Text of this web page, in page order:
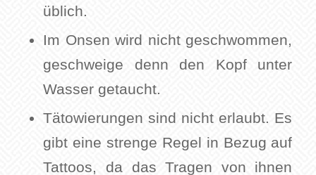
üblich.
Im Onsen wird nicht geschwommen,
geschweige denn den Kopf unter
Wasser getaucht.
Tätowierungen sind nicht erlaubt. Es
gibt eine strenge Regel in Bezug auf
Tattoos, da das Tragen von ihnen